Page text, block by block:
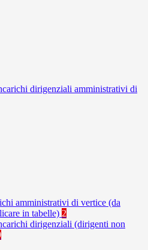
dirigenziali amministrativi di
amministrativi di vertice (da
in tabelle) 2
dirigenziali (dirigenti non